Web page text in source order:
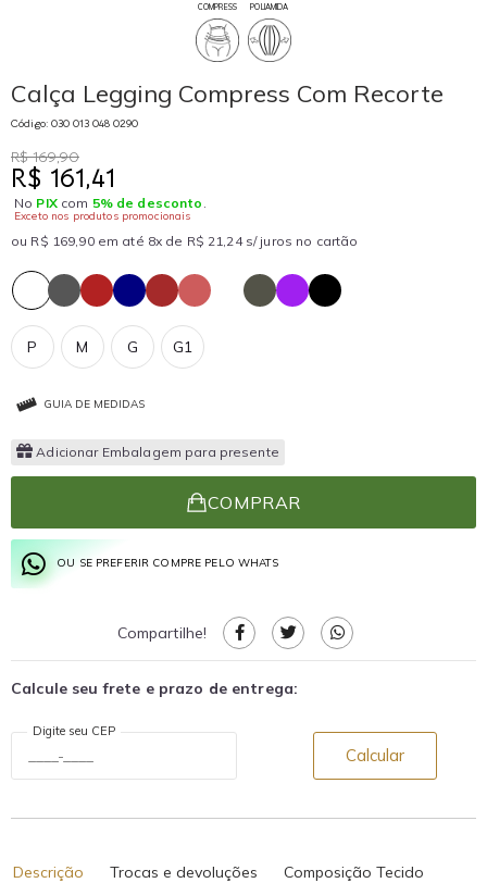
COMPRESS POLIAMIDA
Calça Legging Compress Com Recorte
Código: 030 013 048 0290
R$ 169,90
R$ 161,41
No PIXcom 5% de desconto .
Exceto nos produtos promocionais
ou R$ 169,90 em até 8x de R$ 21,24 s/ juros no cartão
M G1
G
P
GUIA DE MEDIDAS
Adicionar Embalagem para presente
COMPRAR
OU SE PREFERIR COMPRE PELO WHATS
Compartilhe!
Calcule seu frete e prazo de entrega:
Digite seu CEP
Calcular
Descrição Trocas e devoluções Composição Tecido